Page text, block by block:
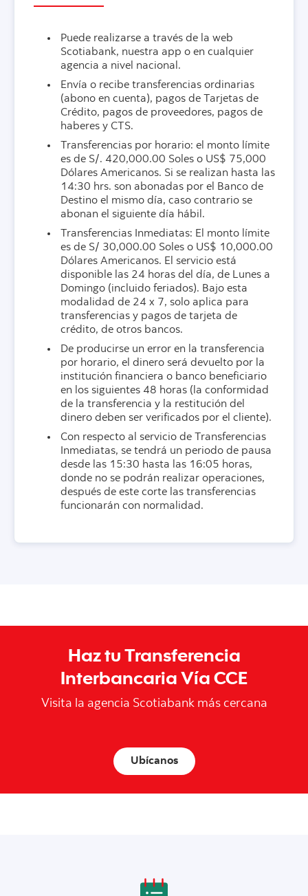
Puede realizarse a través de la web
Scotiabank, nuestra app o en cualquier
agencia a nivel nacional.
Envía o recibe transferencias ordinarias
(abono en cuenta), pagos de Tarjetas de
Crédito, pagos de proveedores, pagos de
haberes y CTS.
Transferencias por horario: el monto límite
es de S/. 420,000.00 Soles o US$ 75,000
Dólares Americanos. Si se realizan hasta las
14:30 hrs. son abonadas por el Banco de
Destino el mismo día, caso contrario se
abonan el siguiente día hábil.
Transferencias Inmediatas: El monto límite
es de S/ 30,000.00 Soles o US$ 10,000.00
Dólares Americanos. El servicio está
disponible las 24 horas del día, de Lunes a
Domingo (incluido feriados). Bajo esta
modalidad de 24 x 7, solo aplica para
transferencias y pagos de tarjeta de
crédito, de otros bancos.
De producirse un error en la transferencia
por horario, el dinero será devuelto por la
institución financiera o banco beneficiario
en los siguientes 48 horas (la conformidad
de la transferencia y la restitución del
dinero deben ser verificados por el cliente).
Con respecto al servicio de Transferencias
Inmediatas, se tendrá un periodo de pausa
desde las 15:30 hasta las 16:05 horas,
donde no se podrán realizar operaciones,
después de este corte las transferencias
funcionarán con normalidad.
Haz tu Transferencia
Interbancaria Vía CCE
Visita la agencia Scotiabank más cercana
Ubícanos